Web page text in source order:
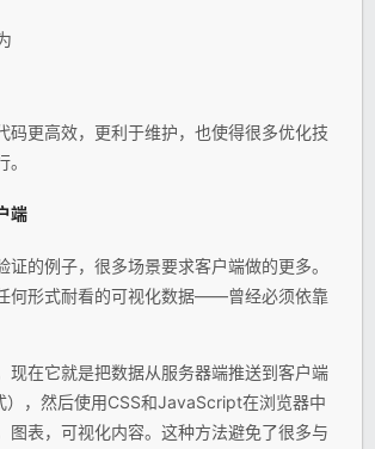
码更高效，更利于维护，也使得很多优化技
端
证的例子，很多场景要求客户端做的更多。
形式耐看的可视化数据——曾经必须依靠
现在它就是把数据从服务器端推送到客户端
），然后使用CSS和JavaScript在浏览器中
图表，可视化内容。这种方法避免了很多与